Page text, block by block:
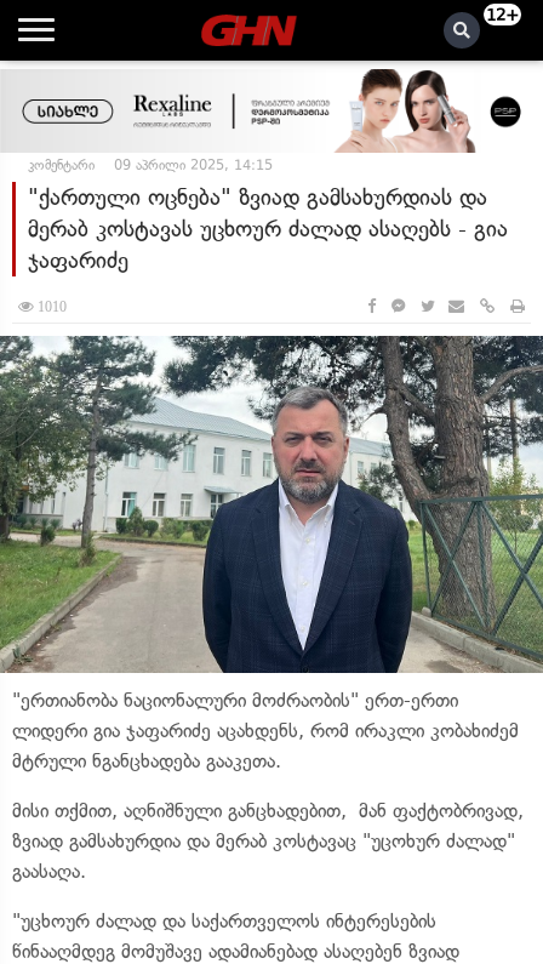
12+
კომენტარი 09 აპრილი 2025, 14:15
"ქართული ოცნება" ზვიად გამსახურდიას და
მერაბ კოსტავას უცხოურ ძალად ასაღებს - გია
ჯაფარიძე
1010
"ერთიანობა ნაციონალური მოძრაობის" ერთ-ერთი
ლიდერი გია ჯაფარიძე აცახდენს, რომ ირაკლი კობახიძემ
მტრული ნგანცხადება გააკეთა.
მისი თქმით, აღნიშნული განცხადებით, მან ფაქტობრივად,
ზვიად გამსახურდია და მერაბ კოსტავაც "უცოხურ ძალად"
გაასაღა.
"უცხოურ ძალად და საქართველოს ინტერესების
წინააღმდეგ მომუშავე ადამიანებად ასაღებენ ზვიად